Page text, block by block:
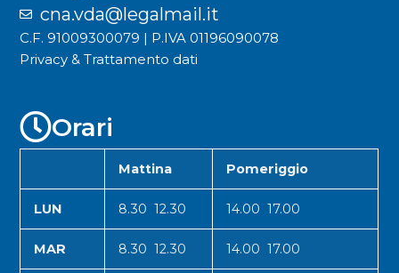
cna.vda@legalmail.it
C.F. 91009300079 | P.IVA 01196090078
Privacy & Trattamento dati
Orari
Mattina Pomeriggio
LUN 8.30 12.30 14.00 17.00
MAR 8.30 12.30 14.00 17.00